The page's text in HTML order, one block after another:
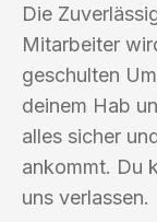
Die
Mitarbeiter
geschulten
deinem Hab
alles sicher
ankommt. Du
uns verlassen.